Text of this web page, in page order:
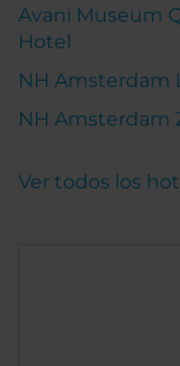
Avani Museum
Hotel
NH Amsterdam
NH Amsterdam
Ver todos los